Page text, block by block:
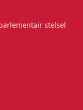
stelsel